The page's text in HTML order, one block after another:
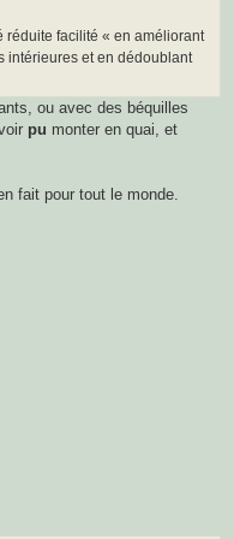
réduite facilité « en améliorant
intérieures et en dédoublant
ou avec des béquilles
pu monter en quai, et
fait pour tout le monde.